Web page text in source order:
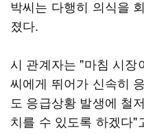
박씨는 다행히 의식을
졌다.
시 관계자는 "마침 시장
씨에게 뛰어가 신속히
도 응급상황 발생에 철
치를 수 있도록 하겠다"